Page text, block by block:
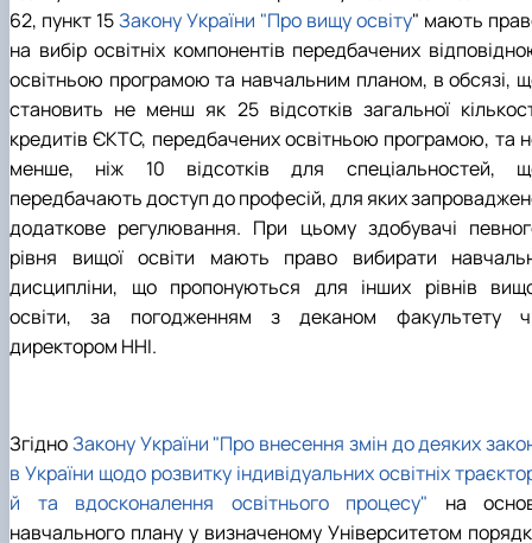
Рейтингові списки здобувачів вищої освіти
2021/2022 навчальний рік
2020/2021 навчальний рік
2019/2020 навчальний рік
2018/2019 навчальний рік
2017/2018 навчальний рік
Сертифікати про акредитацію у ЄДЕБО
Сертифікати, видані МОН України
Сертифікати, видані НАЗЯВО
Відомості самооцінювання освітніх програм
2020/2021
2021/2022
2022/2023
2023/2024
2024/2025
2025/2026
Постакредитаційний моніторинг
Інструкція проведення
моніторингу
Відомості постакредитаційного
Портал СМЯ
Сертифікати системи менеджменту
Англомовна версія
Україномовна версія
Німецькомовна версія
62, пункт 15Закону України "Про вищу освіту" мають
на вибір освітніх компонентів передбачених
освітньою програмою та навчальним планом, в обсязі,
становить не менш як 25 відсотків загальної
кредитів ЄКТС, передбачених освітньою програмою, та
менше, ніж 10 відсотків для спеціальностей,
передбачають доступ до професій, для яких
додаткове регулювання. При цьому здобувачі
рівня вищої освіти мають право вибирати
дисципліни, що пропонуються для інших рівнів
освіти, за погодженням з деканом факультету
директором ННІ.
ЗгідноЗакону України "Про внесення змін до деяких
в України щодо розвитку індивідуальних освітніх
й та вдосконалення освітнього процесу" на
навчального плану у визначеному Університетом